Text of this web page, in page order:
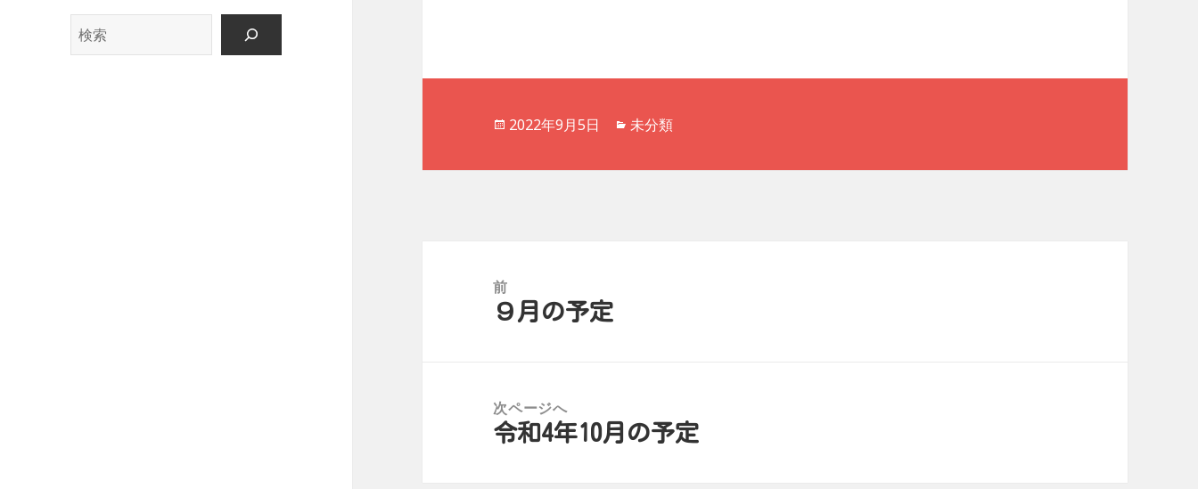
索
投
日:
2022年9月5日
カ
ゴ
未分類
前
前
９月の予定
次ページへ
次
令和4年10月の予定